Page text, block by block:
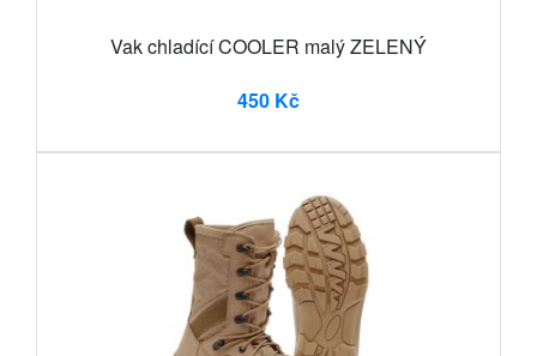
Vak chladící COOLER malý ZELENÝ
450 Kč